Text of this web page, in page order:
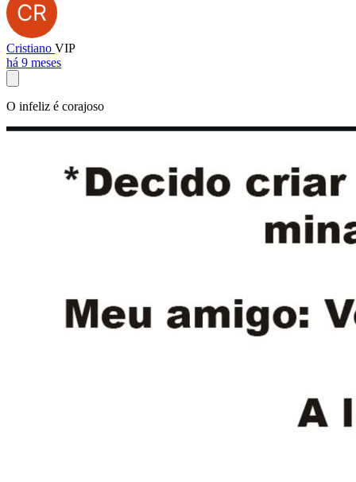
Cristiano VIP
há 9 meses
O infeliz é corajoso